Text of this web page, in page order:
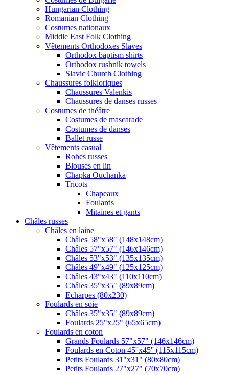
Hungarian Clothing
Romanian Clothing
Costumes nationaux
Middle East Folk Clothing
Vêtements Orthodoxes Slaves
Orthodox baptism shirts
Orthodox rushnik towels
Slavic Church Clothing
Chaussures folkloriques
Chaussures Valenkis
Chaussures de danses russes
Costumes de théâtre
Costumes de mascarade
Costumes de danses
Ballet russe
Vêtements casual
Robes russes
Blouses en lin
Chapka Ouchanka
Tricots
Chapeaux
Foulards
Mitaines et gants
Châles russes
Châles en laine
Châles 58"x58" (148x148cm)
Châles 57"x57" (146x146cm)
Châles 53"x53" (135x135cm)
Châles 49"x49" (125x125cm)
Châles 43"x43" (110x110cm)
Châles 35"x35" (89x89cm)
Echarpes (80х230)
Foulards en soie
Châles 35"x35" (89x89cm)
Foulards 25"x25" (65x65cm)
Foulards en coton
Grands Foulards 57"x57" (146x146cm)
Foulards en Coton 45''x45'' (115x115cm)
Petits Foulards 31"x31" (80x80cm)
Petits Foulards 27"x27" (70x70cm)